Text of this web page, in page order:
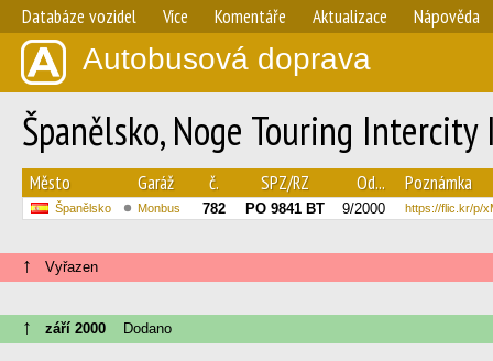
Databáze vozidel Více Komentáře Aktualizace Nápověda
Autobusová doprava
Španělsko, Noge Touring
Město Garáž č. SPZ/RZ Od... Poznámka
Španělsko Monbus 782 PO 9841 BT 9/2000 https://flic.kr/p/
↑ Vyřazen
↑ září 2000 Dodano